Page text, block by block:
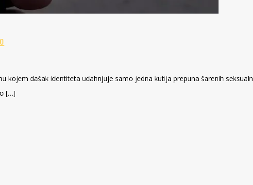
kojem dašak identiteta udahnjuje samo jedna kutija prepuna šarenih
[…]